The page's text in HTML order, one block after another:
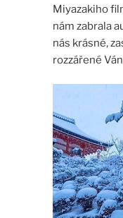
Miyazakiho
nám zabrala
nás krásné,
rozzářené